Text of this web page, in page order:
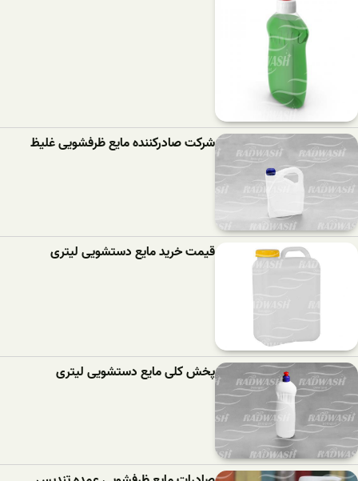
شرکت صادرکننده مایع ظرفشویی غلیظ
قیمت خرید مایع دستشویی لیتری
پخش کلی مایع دستشویی لیتری